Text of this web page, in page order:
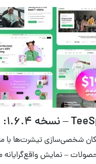
شخصی‌سازی تیشرت‌ها
– نمایش واقع‌گرایانه